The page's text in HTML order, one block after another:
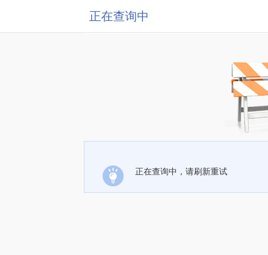
正在查询中
正在查询中，请刷新重试